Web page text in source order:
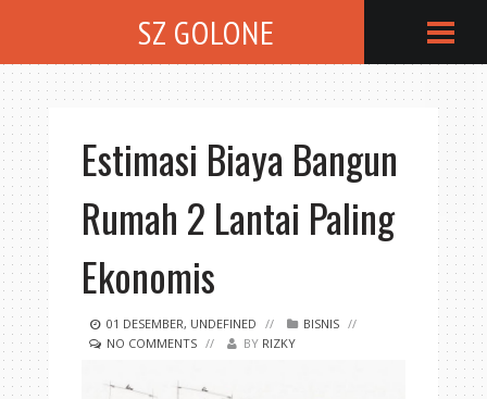
SZ GOLONE
Estimasi Biaya Bangun
Rumah 2 Lantai Paling
Ekonomis
01 DESEMBER, UNDEFINED // BISNIS //
NO COMMENTS // BY RIZKY